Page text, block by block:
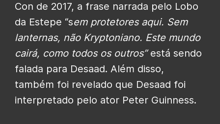
Con de 2017, a frase narrada pelo Lobo
da Estepe “sem protetores aqui. Sem
lanternas, não Kryptoniano. Este mundo
cairá, como todos os outros”está sendo
falada para Desaad. Além disso,
também foi revelado que Desaad foi
interpretado pelo ator Peter Guinness.